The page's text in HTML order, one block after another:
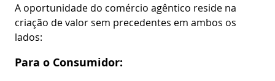
A oportunidade do comércio agêntico reside na
criação de valor sem precedentes em ambos os
lados:
Para o Consumidor: